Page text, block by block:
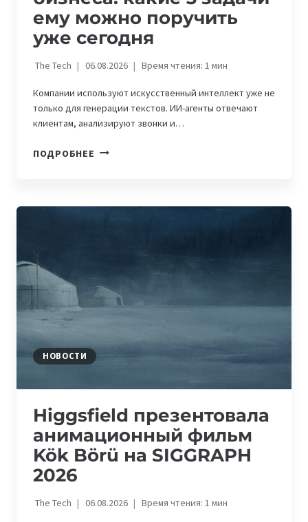
ему можно поручить
уже сегодня
The Tech 06.08.2026 Время чтения: 1мин
Компании используют искусственный интеллект уже не
только для генерации текстов. ИИ-агенты отвечают
клиентам, анализируют звонки и…
ПОДРОБНЕЕ ИИ-
МОЖНО
ПОРУЧИТЬ
УЖЕ
НОВОСТИ
Higgsfield презентовала
анимационный фильм
Kök Börü на SIGGRAPH
2026
The Tech 06.08.2026 Время чтения: 1мин